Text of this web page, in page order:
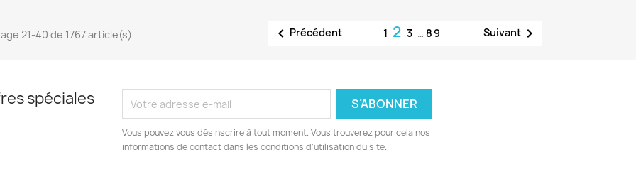
21-40 de 1767 article(s)  Précédent 1 23 … 89 Suivant
spéciales
Vous pouvez vous désinscrire à tout moment. Vous trouverez pour cela nos
informations de contact dans les conditions d'utilisation du site.